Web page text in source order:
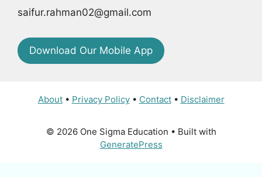
saifur.rahman02@gmail.com
Download Our Mobile App
About• Privacy Policy• Contact• Disclaimer
© 2026 One Sigma Education • Built with
GeneratePress